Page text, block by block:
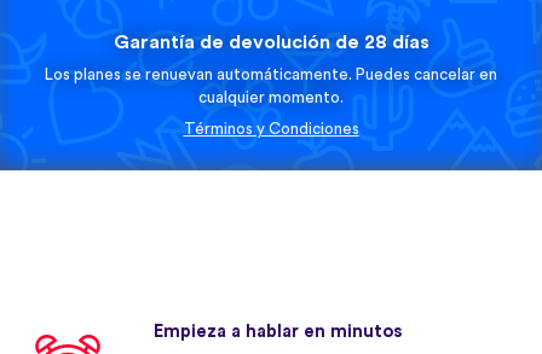
Garantía de devolución de 28 días
Los planes se renuevan automáticamente. Puedes cancelar en
cualquier momento.
Términos y Condiciones
Empieza a hablar en minutos